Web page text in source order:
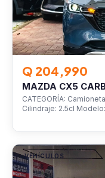
Q 204,990
MAZDA CX5
CATEGORÍA:
Cilindraje: 2.5cl
VEHÍCULOS